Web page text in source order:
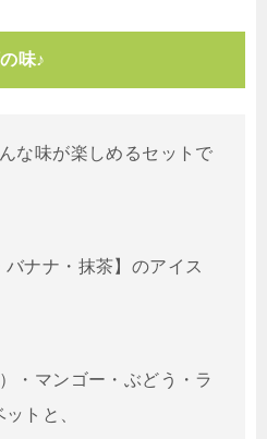
味♪
な味が楽しめるセットで
ナナ・抹茶】のアイス
・マンゴー・ぶどう・ラ
トと、